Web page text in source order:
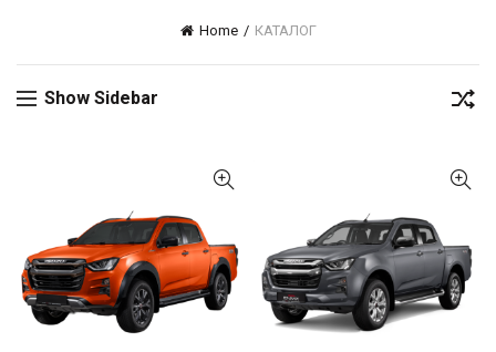
Home КАТАЛОГ
Show Sidebar